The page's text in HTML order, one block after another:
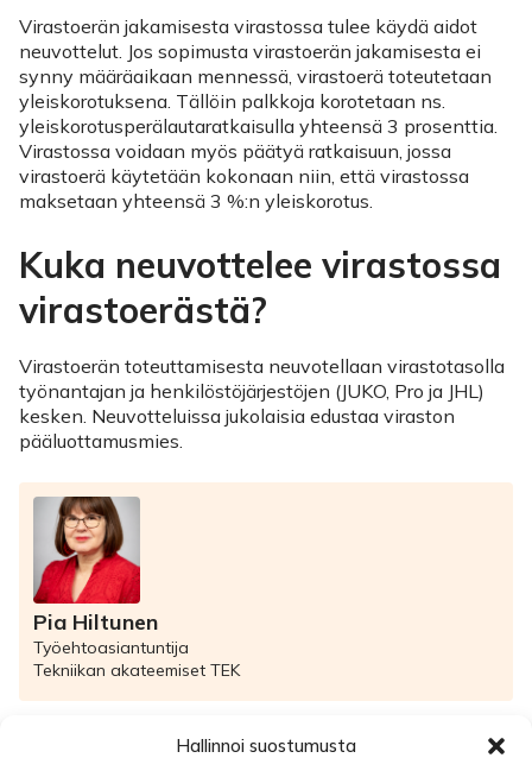
Hallinnoi suostumusta
Virastoerän jakamisesta virastossa tulee käydä aidot
neuvottelut. Jos sopimusta virastoerän jakamisesta ei
synny määräaikaan mennessä, virastoerä toteutetaan
yleiskorotuksena. Tällöin palkkoja korotetaan ns.
yleiskorotusperälautaratkaisulla yhteensä 3 prosenttia.
Virastossa voidaan myös päätyä ratkaisuun, jossa
virastoerä käytetään kokonaan niin, että virastossa
maksetaan yhteensä 3 %:n yleiskorotus.
Kuka neuvottelee virastossa
virastoerästä?
Virastoerän toteuttamisesta neuvotellaan virastotasolla
työnantajan ja henkilöstöjärjestöjen (JUKO, Pro ja JHL)
kesken. Neuvotteluissa jukolaisia edustaa viraston
pääluottamusmies.
Pia Hiltunen
Työehtoasiantuntija
Tekniikan akateemiset TEK